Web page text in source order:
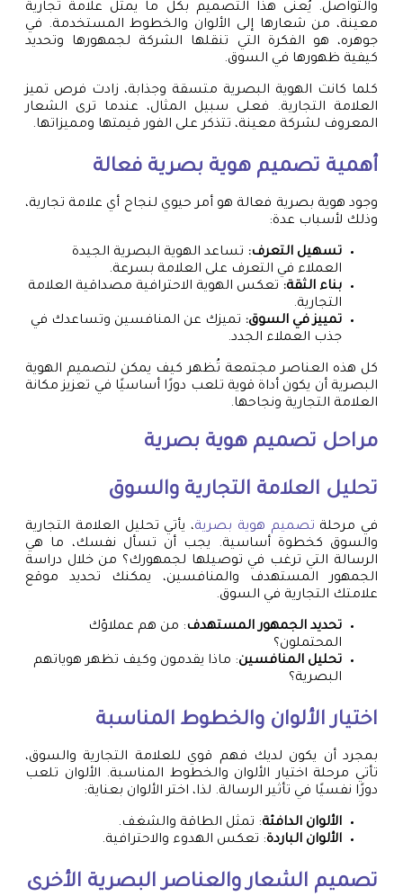
والتواصل. يُعنى هذا التصميم بكل ما يمثل علامة تجارية
معينة، من شعارها إلى الألوان والخطوط المستخدمة. في
جوهره، هو الفكرة التي تنقلها الشركة لجمهورها وتحديد
كيفية ظهورها في السوق.
كلما كانت الهوية البصرية متسقة وجذابة، زادت فرص تميز
العلامة التجارية. فعلى سبيل المثال، عندما ترى الشعار
المعروف لشركة معينة، تتذكر على الفور قيمتها ومميزاتها.
أهمية تصميم هوية بصرية فعالة
وجود هوية بصرية فعالة هو أمر حيوي لنجاح أي علامة تجارية،
وذلك لأسباب عدة:
تسهيل التعرف: تساعد الهوية البصرية الجيدة
العملاء في التعرف على العلامة بسرعة.
بناء الثقة: تعكس الهوية الاحترافية مصداقية العلامة
التجارية.
تمييز في السوق: تميزك عن المنافسين وتساعدك في
جذب العملاء الجدد.
كل هذه العناصر مجتمعة تُظهر كيف يمكن لتصميم الهوية
البصرية أن يكون أداة قوية تلعب دورًا أساسيًا في تعزيز مكانة
العلامة التجارية ونجاحها.
مراحل تصميم هوية بصرية
تحليل العلامة التجارية والسوق
في مرحلة تصميم هوية بصرية، يأتي تحليل العلامة التجارية
والسوق كخطوة أساسية. يجب أن تسأل نفسك، ما هي
الرسالة التي ترغب في توصيلها لجمهورك؟ من خلال دراسة
الجمهور المستهدف والمنافسين، يمكنك تحديد موقع
علامتك التجارية في السوق.
تحديد الجمهور المستهدف: من هم عملاؤك
المحتملون؟
تحليل المنافسين: ماذا يقدمون وكيف تظهر هوياتهم
البصرية؟
اختيار الألوان والخطوط المناسبة
بمجرد أن يكون لديك فهم قوي للعلامة التجارية والسوق،
تأتي مرحلة اختيار الألوان والخطوط المناسبة. الألوان تلعب
دورًا نفسيًا في تأثير الرسالة. لذا، اختر الألوان بعناية:
الألوان الدافئة: تمثل الطاقة والشغف.
الألوان الباردة: تعكس الهدوء والاحترافية.
تصميم الشعار والعناصر البصرية الأخرى